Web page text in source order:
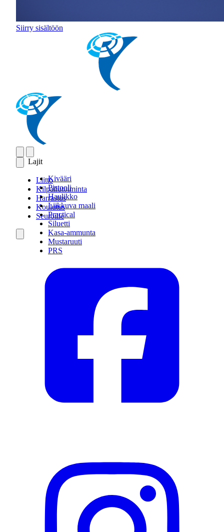
Siirry sisältöön
Lajit
Kivääri
Pistooli
Haulikko
Liikkuva maali
Practical
Siluetti
Kasa-ammunta
Mustaruuti
PRS
Liitto
Kilpailutoiminta
Harrastus
Koulutus
Seuroille